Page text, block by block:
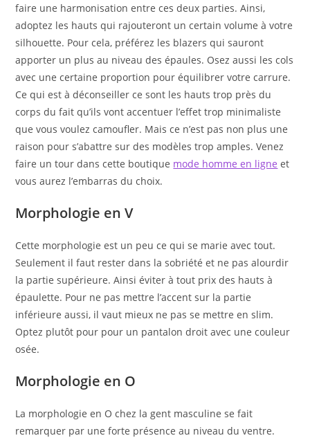
faire une harmonisation entre ces deux parties. Ainsi,
adoptez les hauts qui rajouteront un certain volume à votre
silhouette. Pour cela, préférez les blazers qui sauront
apporter un plus au niveau des épaules. Osez aussi les cols
avec une certaine proportion pour équilibrer votre carrure.
Ce qui est à déconseiller ce sont les hauts trop près du
corps du fait qu’ils vont accentuer l’effet trop minimaliste
que vous voulez camoufler. Mais ce n’est pas non plus une
raison pour s’abattre sur des modèles trop amples. Venez
faire un tour dans cette boutique mode homme en ligne et
vous aurez l’embarras du choix.
Morphologie en V
Cette morphologie est un peu ce qui se marie avec tout.
Seulement il faut rester dans la sobriété et ne pas alourdir
la partie supérieure. Ainsi éviter à tout prix des hauts à
épaulette. Pour ne pas mettre l’accent sur la partie
inférieure aussi, il vaut mieux ne pas se mettre en slim.
Optez plutôt pour pour un pantalon droit avec une couleur
osée.
Morphologie en O
La morphologie en O chez la gent masculine se fait
remarquer par une forte présence au niveau du ventre.